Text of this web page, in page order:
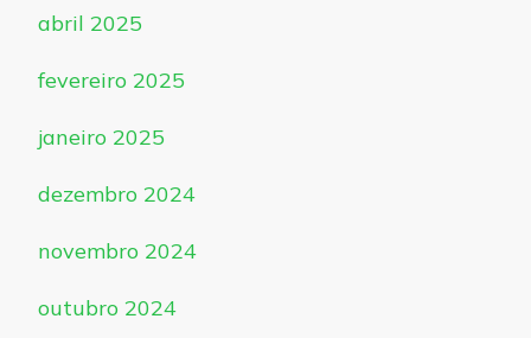
abril 2025
fevereiro 2025
janeiro 2025
dezembro 2024
novembro 2024
outubro 2024